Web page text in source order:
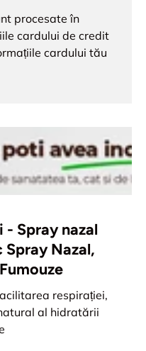
procesate în
cardului de credit
cardului tău
Spray nazal
Nazal,
respirației,
al hidratării